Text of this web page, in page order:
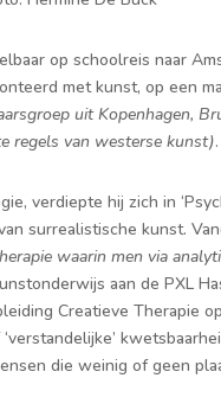
op schoolreis naar
met kunst, op een
uit Kopenhagen,
regels van westerse kunst).
verdiepte hij zich in
surrealistische kunst.
waarin men via
aan de PXL
Creatieve Therapie
die weinig of geen